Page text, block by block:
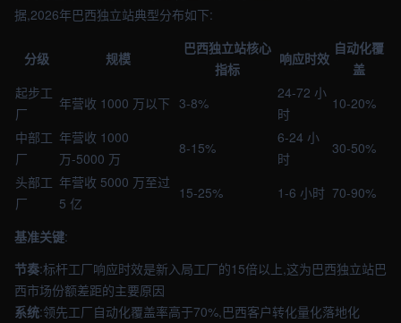
据,2026年巴西独立站典型分布如下:
分级 规模
巴西独立站核心
指标
响应时效
自动化覆
盖
起步工
厂
年营收 1000 万以下 3-8%
24-72 小
时
10-20%
中部工
厂
年营收 1000
万-5000 万
8-15%
6-24 小
时
30-50%
头部工
厂
年营收 5000 万至过
5 亿
15-25% 1-6 小时 70-90%
基准关键:
节奏:标杆工厂响应时效是新入局工厂的15倍以上,这为巴西独立站巴
西市场份额差距的主要原因
系统:领先工厂自动化覆盖率高于70%,巴西客户转化量化落地化